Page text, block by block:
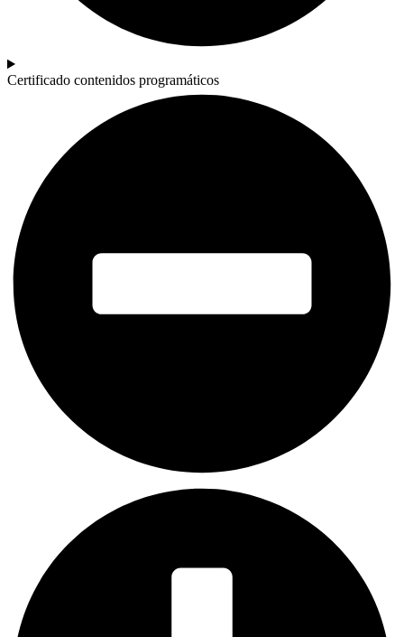
Certificado contenidos programáticos